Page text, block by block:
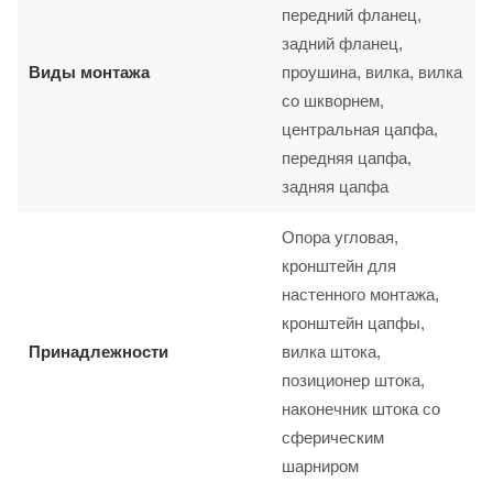
Виды монтажа
передний фланец,
задний фланец,
проушина, вилка, вилка
со шкворнем,
центральная цапфа,
передняя цапфа,
задняя цапфа
Принадлежности
Опора угловая,
кронштейн для
настенного монтажа,
кронштейн цапфы,
вилка штока,
позиционер штока,
наконечник штока со
сферическим
шарниром